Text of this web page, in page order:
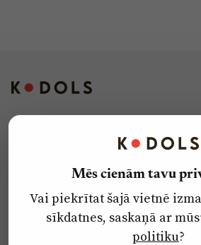
Privātuma politika
Ētikas kodekss
Mēs cienām tavu
Vai piekrītat šajā vietnē
sīkdatnes, saskaņā ar
politiku?